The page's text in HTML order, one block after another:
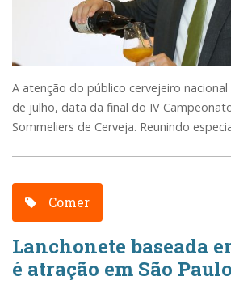
A atenção do público cervejeiro
de julho, data da final do IV
Sommeliers de Cerveja. Reunindo
Comer
Lanchonete baseada
é atração em São Paulo